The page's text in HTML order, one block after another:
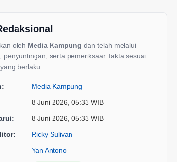
oleh Media Kampung dan telah melalui
penyuntingan, serta pemeriksaan fakta sesuai
berlaku.
Media Kampung
8 Juni 2026, 05:33 WIB
8 Juni 2026, 05:33 WIB
Ricky Sulivan
Yan Antono